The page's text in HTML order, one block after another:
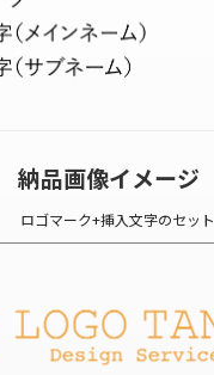
納品画像イメージ
ロゴマーク+挿入文字のセット